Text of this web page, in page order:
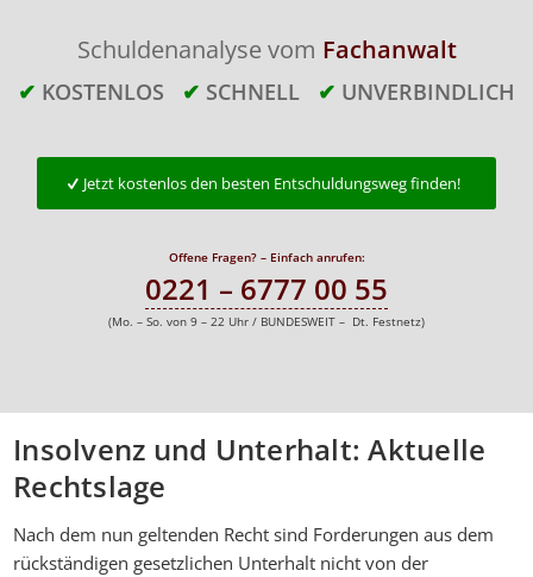
Schuldenanalyse vom Fachanwalt
✔ KOSTENLOS ✔ SCHNELL ✔ UNVERBINDLICH
Jetzt kostenlos den besten Entschuldungsweg finden!
Offene Fragen? – Einfach anrufen:
0221 – 6777 00 55
(Mo. – So. von 9 – 22 Uhr / BUNDESWEIT – Dt. Festnetz)
Insolvenz und Unterhalt: Aktuelle
Rechtslage
Nach dem nun geltenden Recht sind Forderungen aus dem
rückständigen gesetzlichen Unterhalt nicht von der